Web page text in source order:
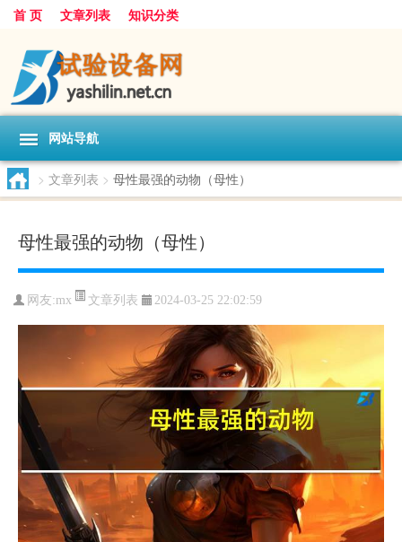
首 页 文章列表 知识分类
网站导航
> 文章列表 > 母性最强的动物（母性）
母性最强的动物（母性）
网友:mx 文章列表 2024-03-25 22:02:59